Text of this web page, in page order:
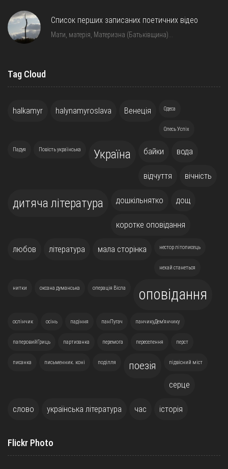
Список перших записаних поетичних відео
Мати, матерія, Материзна (Батьківщина)…
Tag Cloud
halkamyr halynamyroslava Венеція Одеса
Олесь Успіх
Падуя Повість українська Україна байки вода
відчуття вічність
дитяча література дошкільнятко дощ
коротке оповідання
любов література мала сторінка нестор літописець
нехай станеться
нитки оксана думанська операція Вісла оповідання
ослінчик осінь падіння панПугач панчикуДем'янчику
паперовийГриць партизанка перемога переселення перст
писанка письменник. коні поділля поезія підвісний міст
серце
слово українська література час історія
Flickr Photo